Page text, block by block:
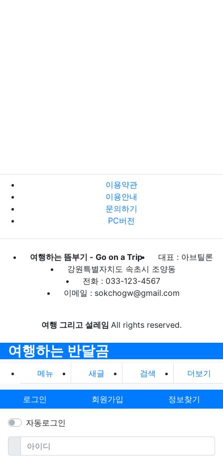
이용약관
이용안내
문의하기
PC버전
여행하는 뜸부기 - Go on a Trip
대표 : 아브틸론
강원특별자치도 속초시 조양동
전화 : 033-123-4567
이메일 : sokchogw@gmail.com
여행 그리고 설레임 All rights reserved.
여행하는 반달곰
메뉴 새글 검색 더보기
로그인 회원가입 정보찾기
자동로그인
아이디필수